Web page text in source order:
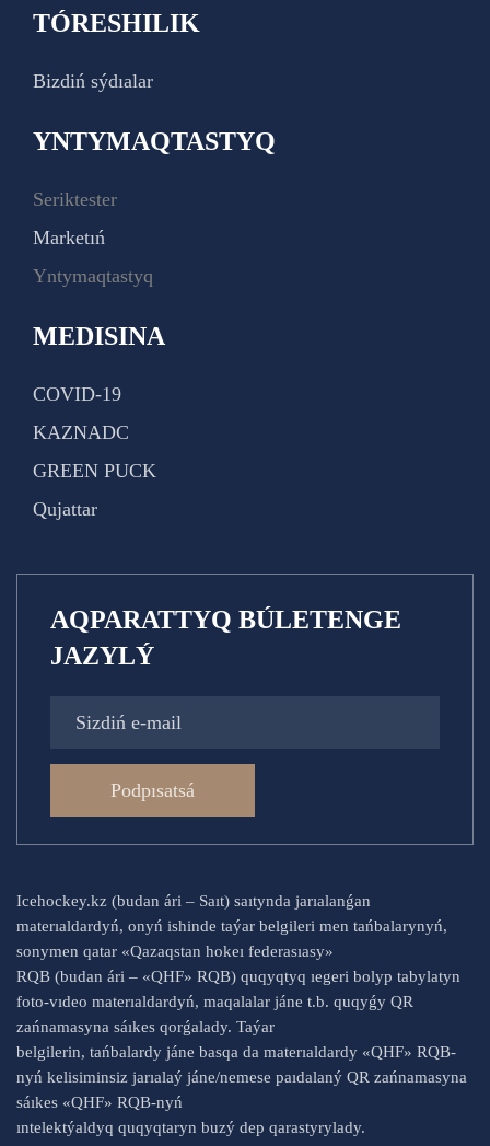
TÓRESHILIK
Bizdiń sýdıalar
YNTYMAQTASTYQ
Seriktester
Marketıń
Yntymaqtastyq
MEDISINA
COVID-19
KAZNADC
GREEN PUCK
Qujattar
AQPARATTYQ BÚLETENGE
JAZYLÝ
Podpısatsá
Icehockey.kz (budan ári – Saıt) saıtynda jarıalanǵan
materıaldardyń, onyń ishinde taýar belgileri men tańbalarynyń,
sonymen qatar «Qazaqstan hokeı federasıasy»
RQB (budan ári – «QHF» RQB) quqyqtyq ıegeri bolyp tabylatyn
foto-vıdeo materıaldardyń, maqalalar jáne t.b. quqyǵy QR
zańnamasyna sáıkes qorǵalady. Taýar
belgilerin, tańbalardy jáne basqa da materıaldardy «QHF» RQB-
nyń kelisiminsiz jarıalaý jáne/nemese paıdalaný QR zańnamasyna
sáıkes «QHF» RQB-nyń
ıntelektýaldyq quqyqtaryn buzý dep qarastyrylady.